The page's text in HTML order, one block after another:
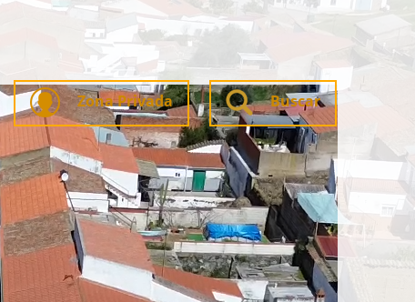
Zona Privada Buscar